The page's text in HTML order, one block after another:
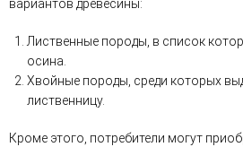
вариантов древесины:
Лиственные породы, в список
осина.
Хвойные породы, среди которых
лиственницу.
Кроме этого, потребители могут